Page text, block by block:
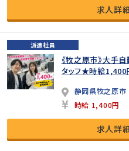
求人詳
派遣社員
《牧之原市》大手
タッフ★時給
静岡県牧之原市
時給 1,400円
求人詳